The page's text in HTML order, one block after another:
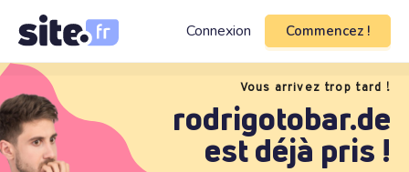
Connexion Commencez !
Vous arrivez trop tard !
rodrigotobar.de
est déjà pris !